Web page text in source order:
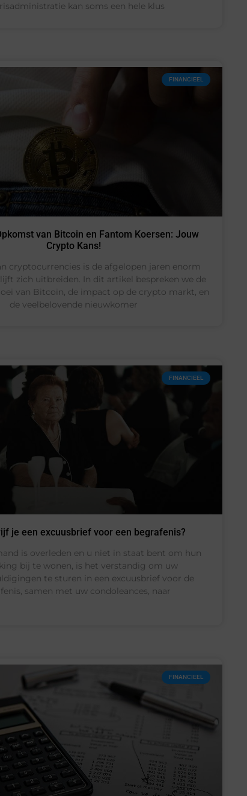
kan soms een hele klus
FINANCIEEL
van Bitcoin en Fantom Koersen: Jouw
Crypto Kans!
cryptocurrencies is de afgelopen jaren enorm
zich uitbreiden. In dit artikel bespreken we de
van Bitcoin, de impact op de crypto markt, en
de veelbelovende nieuwkomer
FINANCIEEL
je een excuusbrief voor een begrafenis?
is overleden en u niet in staat bent om hun
bij te wonen, is het verstandig om uw
te sturen in een excuusbrief voor de
samen met uw condoleances, naar
FINANCIEEL